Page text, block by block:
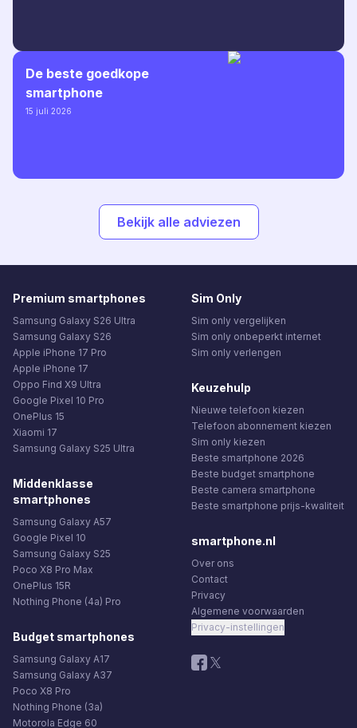
De beste goedkope
smartphone
15 juli 2026
Bekijk alle adviezen
Premium smartphones
Samsung Galaxy S26 Ultra
Samsung Galaxy S26
Apple iPhone 17 Pro
Apple iPhone 17
Oppo Find X9 Ultra
Google Pixel 10 Pro
OnePlus 15
Xiaomi 17
Samsung Galaxy S25 Ultra
Middenklasse
smartphones
Samsung Galaxy A57
Google Pixel 10
Samsung Galaxy S25
Poco X8 Pro Max
OnePlus 15R
Nothing Phone (4a) Pro
Budget smartphones
Samsung Galaxy A17
Samsung Galaxy A37
Poco X8 Pro
Nothing Phone (3a)
Motorola Edge 60
Sim Only
Sim only vergelijken
Sim only onbeperkt internet
Sim only verlengen
Keuzehulp
Nieuwe telefoon kiezen
Telefoon abonnement kiezen
Sim only kiezen
Beste smartphone 2026
Beste budget smartphone
Beste camera smartphone
Beste smartphone prijs-kwaliteit
smartphone.nl
Over ons
Contact
Privacy
Algemene voorwaarden
Privacy-instellingen